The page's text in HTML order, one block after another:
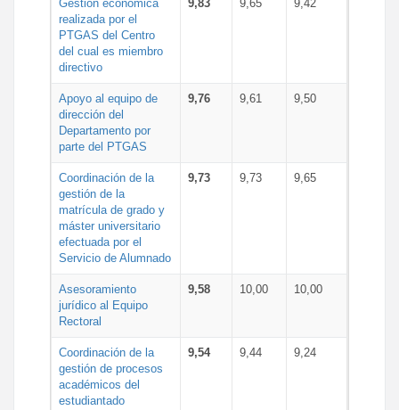
Gestión económica
realizada por el
PTGAS del Centro
del cual es miembro
directivo
9,83 9,65 9,42
Apoyo al equipo de
dirección del
Departamento por
parte del PTGAS
9,76 9,61 9,50
Coordinación de la
gestión de la
matrícula de grado y
máster universitario
efectuada por el
Servicio de Alumnado
9,73 9,73 9,65
Asesoramiento
jurídico al Equipo
Rectoral
9,58 10,00 10,00
Coordinación de la
gestión de procesos
académicos del
estudiantado
9,54 9,44 9,24